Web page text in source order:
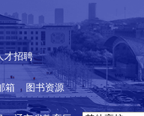
才招聘
箱 图书资源